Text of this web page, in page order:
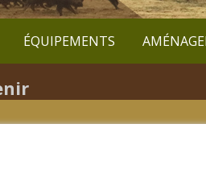
ÉQUIPEMENTS